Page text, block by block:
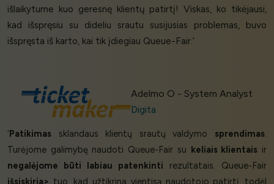
išlaikytume kuo geresnę klientų patirtį! Viskas, ko tikėjausi,
kad išspręsiu su dideliu srautu susijusias problemas, buvo
išspręsta iš karto, kai tik įdiegiau Queue-Fair.’
Adelmo O - System Analyst
Digita
‘Patikimas sklandaus klientų srautų valdymo sprendimas.
Turėjome galimybę naudoti Queue-Fair su keliais klientais ir
negalėjome būti labiau patenkinti rezultatais. Queue-Fair
išsiskiria> tuo, kad užtikrina vientisą naudotojo patirtį, todėl